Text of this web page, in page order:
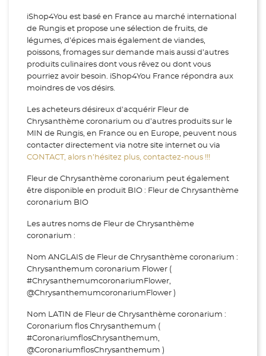
iShop4You est basé en France au marché international
de Rungis et propose une sélection de fruits, de
légumes, d’épices mais également de viandes,
poissons, fromages sur demande mais aussi d’autres
produits culinaires dont vous rêvez ou dont vous
pourriez avoir besoin. iShop4You France répondra aux
moindres de vos désirs.
Les acheteurs désireux d'acquérir Fleur de
Chrysanthème coronarium ou d’autres produits sur le
MIN de Rungis, en France ou en Europe, peuvent nous
contacter directement via notre site internet ou via
CONTACT, alors n’hésitez plus, contactez-nous !!!
Fleur de Chrysanthème coronarium peut également
être disponible en produit BIO : Fleur de Chrysanthème
coronarium BIO
Les autres noms de Fleur de Chrysanthème
coronarium :
Nom ANGLAIS de Fleur de Chrysanthème coronarium :
Chrysanthemum coronarium Flower (
#ChrysanthemumcoronariumFlower,
@ChrysanthemumcoronariumFlower )
Nom LATIN de Fleur de Chrysanthème coronarium :
Coronarium flos Chrysanthemum (
#CoronariumflosChrysanthemum,
@CoronariumflosChrysanthemum )